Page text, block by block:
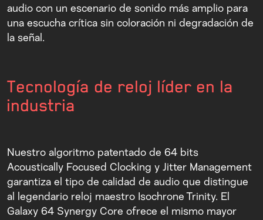
audio con un escenario de sonido más amplio para
una escucha crítica sin coloración ni degradación de
la señal.
Tecnología de reloj líder en la
industria
Nuestro algoritmo patentado de 64 bits
Acoustically Focused Clocking y Jitter Management
garantiza el tipo de calidad de audio que distingue
al legendario reloj maestro Isochrone Trinity. El
Galaxy 64 Synergy Core ofrece el mismo mayor